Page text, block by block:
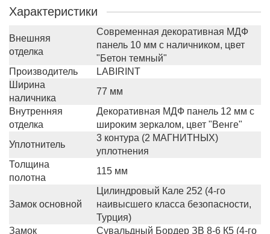
Характеристики
Внешняя
отделка
Современная декоративная МДФ
панель 10 мм с наличником, цвет
"Бетон темный"
Производитель
LABIRINT
Ширина
наличника
77 мм
Внутренняя
отделка
Декоративная МДФ панель 12 мм с
широким зеркалом, цвет "Венге"
Уплотнитель
3 контура (2 МАГНИТНЫХ)
уплотнения
Толщина
полотна
115 мм
Замок основной
Цилиндровый Кале 252 (4-го
наивысшего класса безопасности,
Турция)
Замок
Сувальдный Бордер ЗВ 8-6 К5 (4-го